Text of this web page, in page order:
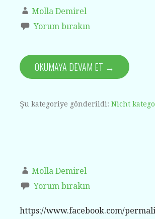
Molla Demirel
Yorum bırakın
OKUMAYA DEVAM ET →
Şu kategoriye gönderildi: Nicht
Molla Demirel
Yorum bırakın
https://www.facebook.com/